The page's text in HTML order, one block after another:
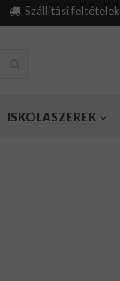
Szállítási feltételek
ISKOLASZEREK